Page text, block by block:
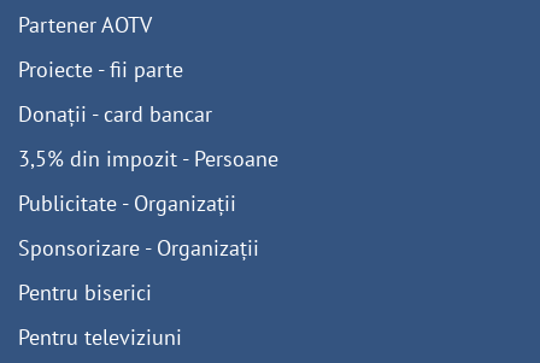
Partener AOTV
Proiecte - fii parte
Donații - card bancar
3,5% din impozit - Persoane
Publicitate - Organizații
Sponsorizare - Organizații
Pentru biserici
Pentru televiziuni